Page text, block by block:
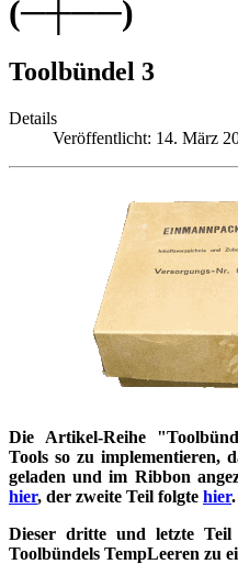
(─┼──)
Toolbündel 3
Details
Veröffentlicht: 14. März
Die Artikel-Reihe
Tools so zu implementieren,
geladen und im Ribbon
hier, der zweite Teil folgte hier.
Dieser dritte und letzte Teil
Toolbündels TempLeeren zu